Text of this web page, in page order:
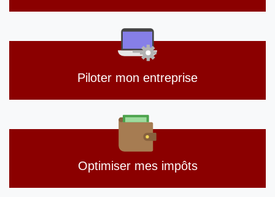
Piloter mon entreprise
Optimiser mes impôts